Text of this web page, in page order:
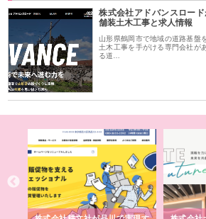
株式会社アドバンスロー
舗装土木工事と求人情報
山形県鶴岡市で地域の道路基盤
土木工事を手がける専門会社が
る道…